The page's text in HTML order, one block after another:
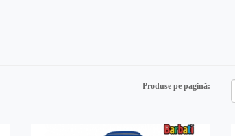
Produse pe pagină: